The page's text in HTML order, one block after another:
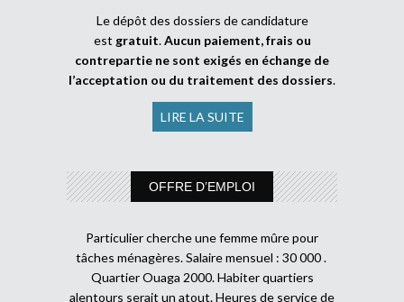
Le dépôt des dossiers de candidature
est gratuit.Aucun paiement, frais ou
contrepartie ne sont exigés en échange de
l’acceptation ou du traitement des dossiers.
LIRE LA SUITE
OFFRE D’EMPLOI
Particulier cherche une femme mûre pour
tâches ménagères. Salaire mensuel : 30 000 .
Quartier Ouaga 2000. Habiter quartiers
alentours serait un atout. Heures de service de